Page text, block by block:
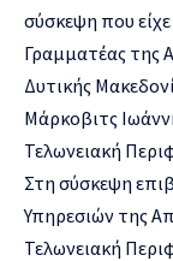
σύσκεψη που
Γραμματέας της
Δυτικής
Μάρκοβιτς
Τελωνειακή
Στη σύσκεψη
Υπηρεσιών της
Τελωνειακή